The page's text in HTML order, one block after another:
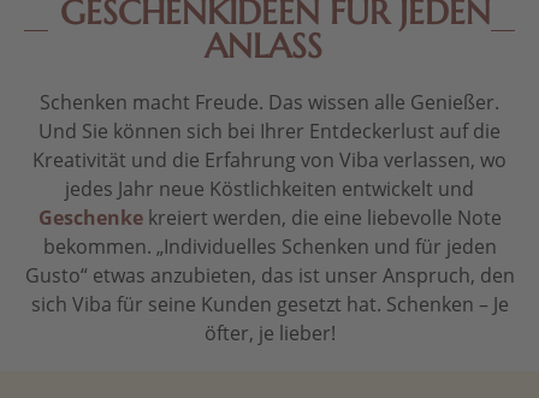
GESCHENKIDEEN FÜR JEDEN
ANLASS
Schenken macht Freude. Das wissen alle Genießer.
Und Sie können sich bei Ihrer Entdeckerlust auf die
Kreativität und die Erfahrung von Viba verlassen, wo
jedes Jahr neue Köstlichkeiten entwickelt und
Geschenkekreiert werden, die eine liebevolle Note
bekommen. „Individuelles Schenken und für jeden
Gusto“ etwas anzubieten, das ist unser Anspruch, den
sich Viba für seine Kunden gesetzt hat. Schenken – Je
öfter, je lieber!